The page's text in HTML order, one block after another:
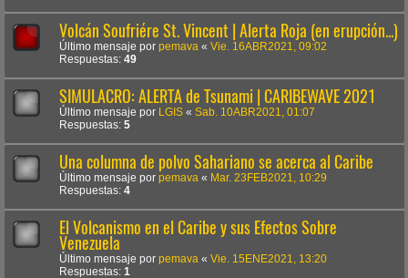
Volcán Soufriére St. Vincent | Alerta Roja (en erupción...)
Último mensaje por pemava « Vie. 16ABR2021, 09:02
Respuestas: 49
SIMULACRO: ALERTA de Tsunami | CARIBEWAVE 2021
Último mensaje por LGIS « Sab. 10ABR2021, 01:07
Respuestas: 5
Una columna de polvo Sahariano se acerca al Caribe
Último mensaje por pemava « Mar. 23FEB2021, 10:29
Respuestas: 4
El Volcanismo en el Caribe y sus Efectos Sobre
Venezuela
Último mensaje por pemava « Vie. 15ENE2021, 13:20
Respuestas: 1